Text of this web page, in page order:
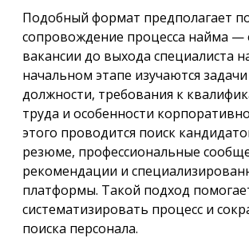
Подобный формат предполагает
сопровождение процесса найма —
вакансии до выхода специалиста
начальном этапе изучаются
должности, требования к
труда и особенности
этого проводится поиск
резюме, профессиональные
рекомендации и
платформы. Такой подход
систематизировать процесс и
поиска персонала.